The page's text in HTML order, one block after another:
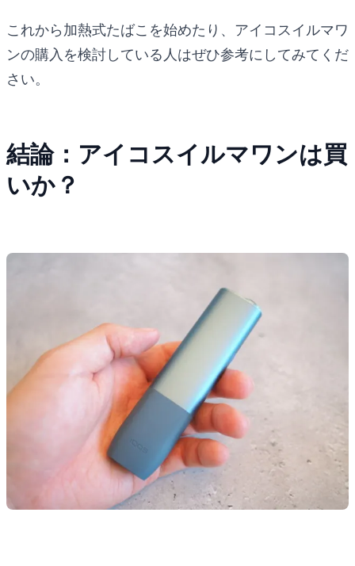
これから加熱式たばこを始めたり、アイコスイルマワ
ンの購入を検討している人はぜひ参考にしてみてくだ
さい。
結論：アイコスイルマワンは買
いか？